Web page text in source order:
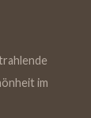
im